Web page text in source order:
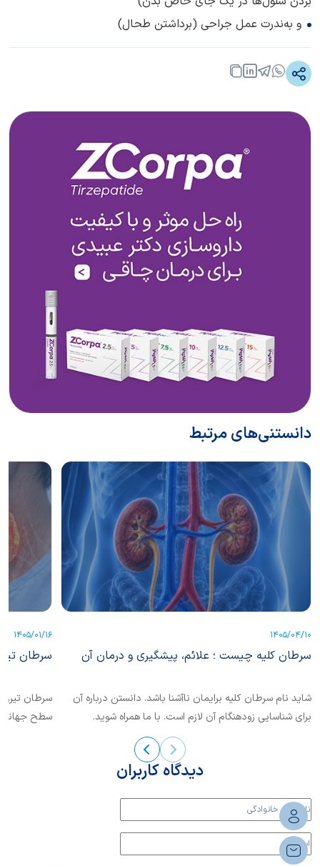
و به‌ندرت عمل جراحی (برداشتن طحال)
دانستنی‌های مرتبط
1405/04/10
سرطان کلیه چیست ؛ علائم، پیشگیری و درمان آن
شاید نام سرطان کلیه برایمان ناآشنا باشد. دانستن درباره آن
برای شناسایی زودهنگام آن لازم است. با ما همراه شوید.
1405/01/16
سرطان
سرطان
سطح جهانی
دیدگاه کاربران